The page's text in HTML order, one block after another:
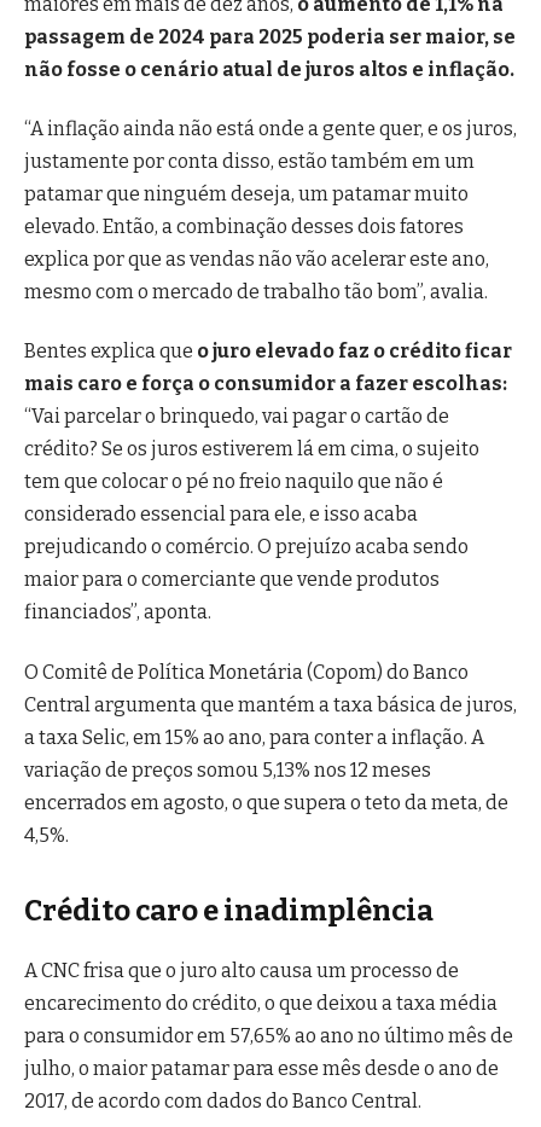
passagem de 2024 para 2025 poderia ser maior, se
não fosse o cenário atual de juros altos e inflação.
“A inflação ainda não está onde a gente quer, e os juros,
justamente por conta disso, estão também em um
patamar que ninguém deseja, um patamar muito
elevado. Então, a combinação desses dois fatores
explica por que as vendas não vão acelerar este ano,
mesmo com o mercado de trabalho tão bom”, avalia.
Bentes explica que o juro elevado faz o crédito ficar
mais caro e força o consumidor a fazer escolhas:
“Vai parcelar o brinquedo, vai pagar o cartão de
crédito? Se os juros estiverem lá em cima, o sujeito
tem que colocar o pé no freio naquilo que não é
considerado essencial para ele, e isso acaba
prejudicando o comércio. O prejuízo acaba sendo
maior para o comerciante que vende produtos
financiados”, aponta.
O Comitê de Política Monetária (Copom) do Banco
Central argumenta que mantém a taxa básica de juros,
a taxa Selic, em 15% ao ano, para conter a inflação. A
variação de preços somou 5,13% nos 12 meses
encerrados em agosto, o que supera o teto da meta, de
4,5%.
Crédito caro e inadimplência
A CNC frisa que o juro alto causa um processo de
encarecimento do crédito, o que deixou a taxa média
para o consumidor em 57,65% ao ano no último mês de
julho, o maior patamar para esse mês desde o ano de
2017, de acordo com dados do Banco Central.